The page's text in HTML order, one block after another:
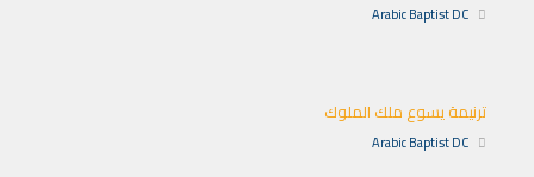
Arabic Baptist DC
ترنيمة يسوع ملك الملوك
Arabic Baptist DC